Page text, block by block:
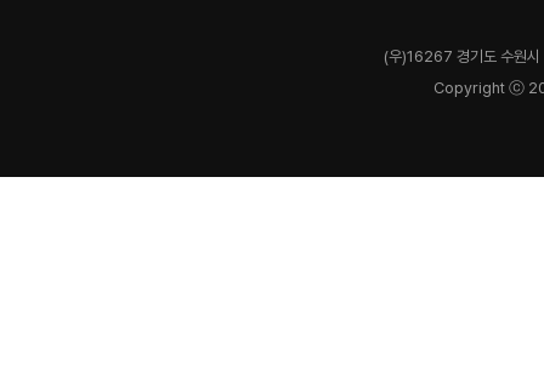
(우)16267 경기도 수원
Copyright ⓒ